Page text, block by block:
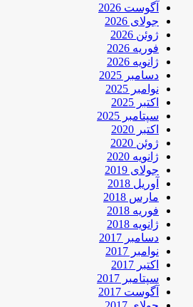
آگوست 2026
جولای 2026
ژوئن 2026
فوریه 2026
ژانویه 2026
دسامبر 2025
نوامبر 2025
اکتبر 2025
سپتامبر 2025
اکتبر 2020
ژوئن 2020
ژانویه 2020
جولای 2019
آوریل 2018
مارس 2018
فوریه 2018
ژانویه 2018
دسامبر 2017
نوامبر 2017
اکتبر 2017
سپتامبر 2017
آگوست 2017